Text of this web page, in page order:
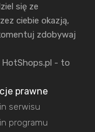
się ze
ciebie okazją,
zdobywaj
HotShops.pl - to
prawne
serwisu
programu